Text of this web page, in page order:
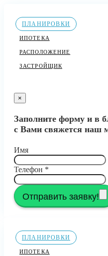
ПЛАНИРОВКИ
ИПОТЕКА
РАСПОЛОЖЕНИЕ
ЗАСТРОЙЩИК
×
Заполните форму и в
с Вами свяжется наш
Имя
Телефон *
Отправить заявку!
ПЛАНИРОВКИ
ИПОТЕКА